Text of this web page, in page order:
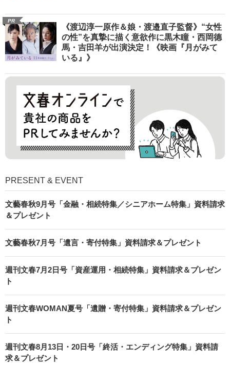
PR
《渡辺淳一原作＆娘・渡邉直子監督》“女性
の性”を真摯に描く意欲作に黒木瞳・西岡德
馬・吉田羊が出演決定！《映画『月がみて
いる』》
PRESENT & EVENT
文藝春秋9月号「金融・相続特集／シニアホーム特集」資料請求
＆プレゼント
文藝春秋7月号「遺言・寄付特集」資料請求＆プレゼント
週刊文春7月2日号「資産運用・相続特集」資料請求＆プレゼン
ト
週刊文春WOMAN夏号「遺贈・寄付特集」資料請求＆プレゼン
ト
週刊文春8月13日・20日号「終活・エンディング特集」資料請
求＆プレゼント